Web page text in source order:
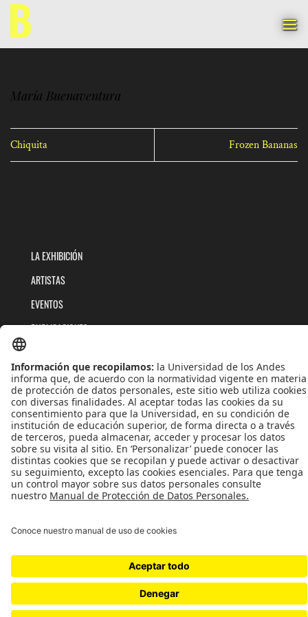
Saltar
contenido
María Buenaventura
Chiquita Frozen Bananas
LA EXHIBICIÓN
ARTISTAS
EVENTOS
PUBLICACIONES
POLÍTICAS DE TRATAMIENTOS DE DATOS
TÉRMINOS Y CONDICIONES
Reconocimiento como Universidad: Decreto 1297 del 30 de mayo de 1964.